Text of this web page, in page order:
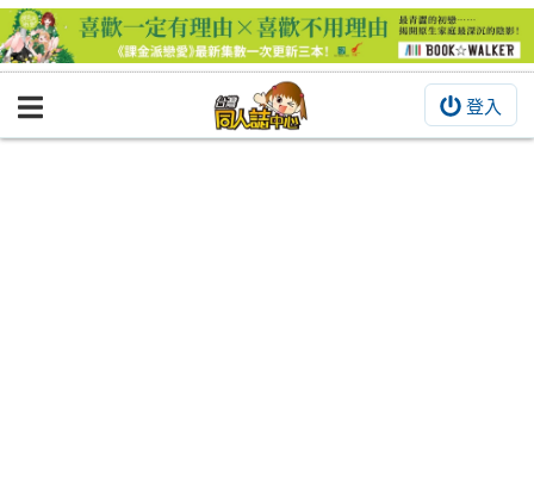
登入
BOOKY書集倉庫